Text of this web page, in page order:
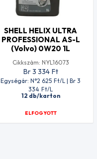
SHELL HELIX ULTRA
PROFESSIONAL AS-L
(Volvo) 0W20 1L
Cikkszám: NYL16073
Br 3 334 Ft
Egységár: N°2 625 Ft/L | Br 3
334 Ft/L
12 db/karton
ELFOGYOTT